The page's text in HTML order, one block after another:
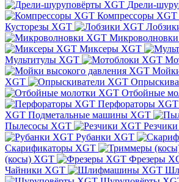
Дрели-
Компрессоры XGT
Кусторезы XGT
Миксеры XGT
Мультитулы XGT
XGT
Отбойные
Перфораторы XGT
XGT Подметальные машины XGT
Пылесосы XGT
Рубанки XGT
Скарификаторы XGT
(косы) XGT
Фрезеры
Чайники XGT